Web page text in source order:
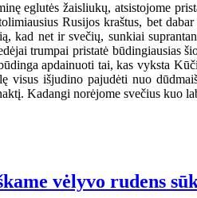
eglutės žaisliukų, atsistojome
Rusijos kraštus, bet
kad net ir svečių, sunkiai
trumpai pristatė būdingiausias
apdainuoti tai, kas vyksta
visus išjudino pajudėti nuo
Kadangi norėjome svečius kuo
vėlyvo rudens